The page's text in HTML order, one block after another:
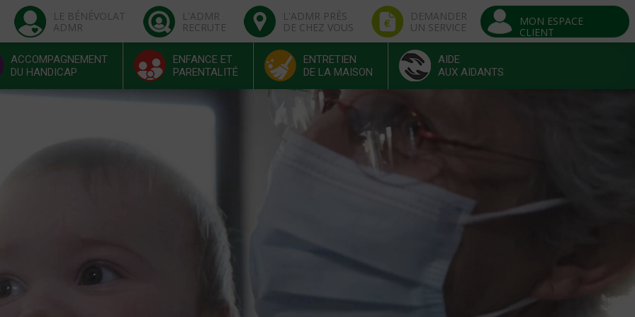
LE BÉNÉVOLAT
ADMR
L'ADMR
RECRUTE
L'ADMR PRÈS
DE CHEZ VOUS
DEMANDER
UN SERVICE
MON ESPACE
CLIENT
ACCOMPAGNEMENT
DU HANDICAP
ENFANCE ET
PARENTALITÉ
ENTRETIEN
DE LA MAISON
AIDE
AUX AIDANTS